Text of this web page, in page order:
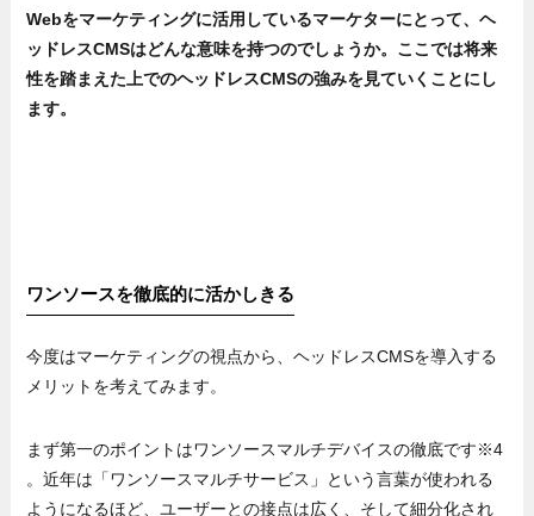
Webをマーケティングに活用しているマーケターにとって、ヘ
ッドレスCMSはどんな意味を持つのでしょうか。ここでは将来
性を踏まえた上でのヘッドレスCMSの強みを見ていくことにし
ます。
ワンソースを徹底的に活かしきる
今度はマーケティングの視点から、ヘッドレスCMSを導入する
メリットを考えてみます。
まず第一のポイントはワンソースマルチデバイスの徹底です※4
。近年は「ワンソースマルチサービス」という言葉が使われる
ようになるほど、ユーザーとの接点は広く、そして細分化され